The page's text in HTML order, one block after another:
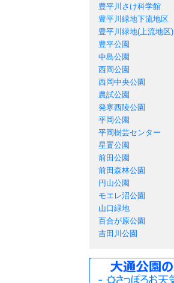
豊平川さけ科学館
豊平川緑地下流地区
豊平川緑地(上流地区)
豊平公園
中島公園
西岡公園
西岡中央公園
農試公園
発寒西陵公園
平岡公園
平岡樹芸センター
星置公園
前田公園
前田森林公園
円山公園
モエレ沼公園
山口緑地
百合が原公園
吉田川公園